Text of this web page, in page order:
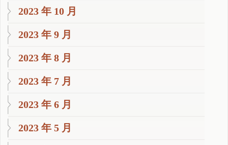
2023 年 10 月
2023 年 9 月
2023 年 8 月
2023 年 7 月
2023 年 6 月
2023 年 5 月